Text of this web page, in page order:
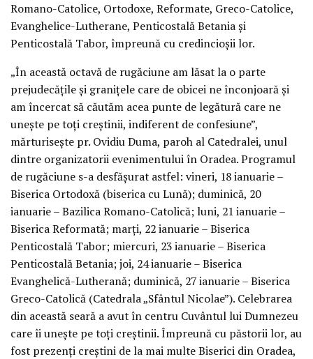
Romano-Catolice, Ortodoxe, Reformate, Greco-Catolice,
Evanghelice-Lutherane, Penticostală Betania şi
Penticostală Tabor, împreună cu credincioşii lor.
„În această octavă de rugăciune am lăsat la o parte
prejudecăţile şi graniţele care de obicei ne înconjoară şi
am încercat să căutăm acea punte de legătură care ne
uneşte pe toţi creştinii, indiferent de confesiune”,
mărturiseşte pr. Ovidiu Duma, paroh al Catedralei, unul
dintre organizatorii evenimentului în Oradea. Programul
de rugăciune s-a desfăşurat astfel: vineri, 18 ianuarie –
Biserica Ortodoxă (biserica cu Lună); duminică, 20
ianuarie – Bazilica Romano-Catolică; luni, 21 ianuarie –
Biserica Reformată; marţi, 22 ianuarie – Biserica
Penticostală Tabor; miercuri, 23 ianuarie – Biserica
Penticostală Betania; joi, 24 ianuarie – Biserica
Evanghelică-Lutherană; duminică, 27 ianuarie – Biserica
Greco-Catolică (Catedrala „Sfântul Nicolae”). Celebrarea
din această seară a avut în centru Cuvântul lui Dumnezeu
care îi uneşte pe toţi creştinii. Împreună cu păstorii lor, au
fost prezenţi creştini de la mai multe Biserici din Oradea,